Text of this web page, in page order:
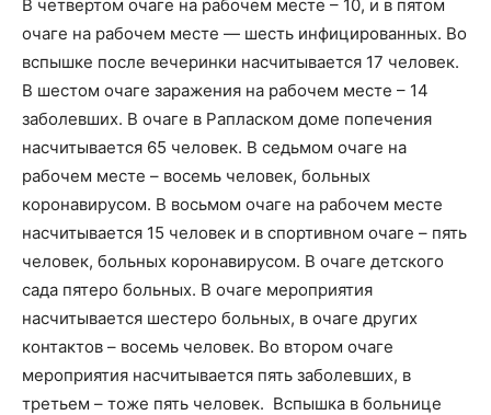
В четвертом очаге на рабочем месте – 10, и в пятом
очаге на рабочем месте — шесть инфицированных. Во
вспышке после вечеринки насчитывается 17 человек.
В шестом очаге заражения на рабочем месте – 14
заболевших. В очаге в Рапласком доме попечения
насчитывается 65 человек. В седьмом очаге на
рабочем месте – восемь человек, больных
коронавирусом. В восьмом очаге на рабочем месте
насчитывается 15 человек и в спортивном очаге – пять
человек, больных коронавирусом. В очаге детского
сада пятеро больных. В очаге мероприятия
насчитывается шестеро больных, в очаге других
контактов – восемь человек. Во втором очаге
мероприятия насчитывается пять заболевших, в
третьем – тоже пять человек. Вспышка в больнице